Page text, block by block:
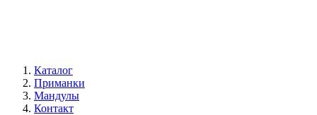
Каталог
Приманки
Мандулы
Контакт